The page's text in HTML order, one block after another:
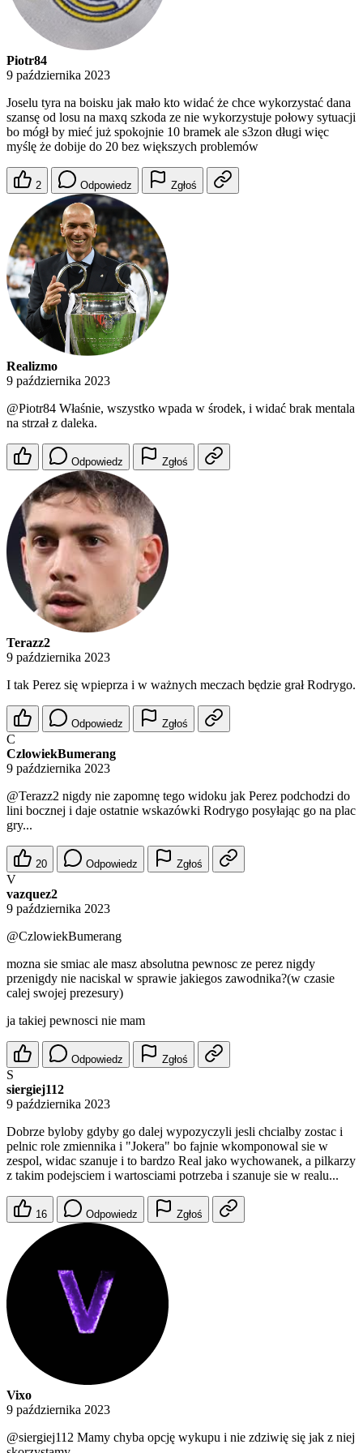
Piotr84
9 października 2023
Joselu tyra na boisku jak mało kto widać że chce wykorzystać dana
szansę od losu na maxq szkoda ze nie wykorzystuje połowy sytuacji
bo mógł by mieć już spokojnie 10 bramek ale s3zon długi więc
myślę że dobije do 20 bez większych problemów
2 Odpowiedz Zgłoś
Realizmo
9 października 2023
@Piotr84 Właśnie, wszystko wpada w środek, i widać brak mentala
na strzał z daleka.
Odpowiedz Zgłoś
Terazz2
9 października 2023
I tak Perez się wpieprza i w ważnych meczach będzie grał Rodrygo.
Odpowiedz Zgłoś
C
CzlowiekBumerang
9 października 2023
@Terazz2 nigdy nie zapomnę tego widoku jak Perez podchodzi do
lini bocznej i daje ostatnie wskazówki Rodrygo posyłając go na plac
gry...
20 Odpowiedz Zgłoś
V
vazquez2
9 października 2023
@CzlowiekBumerang
mozna sie smiac ale masz absolutna pewnosc ze perez nigdy
przenigdy nie naciskal w sprawie jakiegos zawodnika?(w czasie
calej swojej prezesury)
ja takiej pewnosci nie mam
Odpowiedz Zgłoś
S
siergiej112
9 października 2023
Dobrze byloby gdyby go dalej wypozyczyli jesli chcialby zostac i
pelnic role zmiennika i "Jokera" bo fajnie wkomponowal sie w
zespol, widac szanuje i to bardzo Real jako wychowanek, a pilkarzy
z takim podejsciem i wartosciami potrzeba i szanuje sie w realu...
16 Odpowiedz Zgłoś
Vixo
9 października 2023
@siergiej112 Mamy chyba opcję wykupu i nie zdziwię się jak z niej